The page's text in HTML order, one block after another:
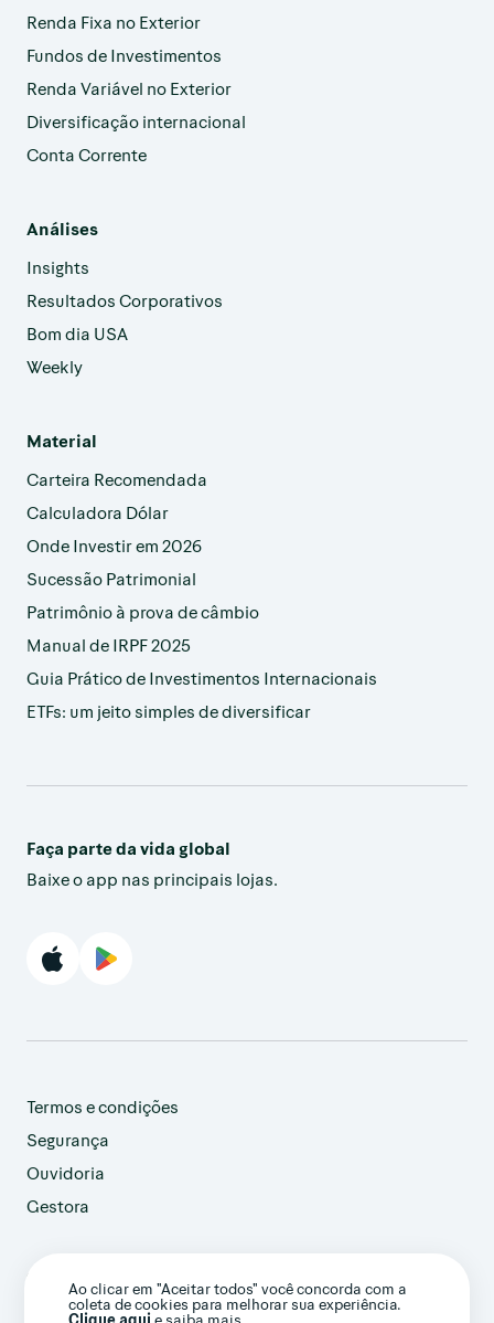
Ao clicar em "Aceitar todos" você concorda com a
coleta de cookies para melhorar sua experiência.
Clique aqui e saiba mais.
Renda Fixa no Exterior
Fundos de Investimentos
Renda Variável no Exterior
Diversificação internacional
Conta Corrente
Análises
Insights
Resultados Corporativos
Bom dia USA
Weekly
Material
Carteira Recomendada
Calculadora Dólar
Onde Investir em 2026
Sucessão Patrimonial
Patrimônio à prova de câmbio
Manual de IRPF 2025
Guia Prático de Investimentos Internacionais
ETFs: um jeito simples de diversificar
Faça parte da vida global
Baixe o app nas principais lojas.
Termos e condições
Segurança
Ouvidoria
Gestora
customer@avenue.us
+1 786-220-7233
(Ligação internacional)